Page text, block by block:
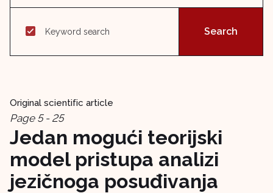
Keyword search
Original scientific article
Page 5 - 25
Jedan mogući teorijski
model pristupa analizi
jezičnoga posuđivanja